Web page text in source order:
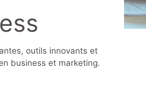
outils innovants et
business et marketing.